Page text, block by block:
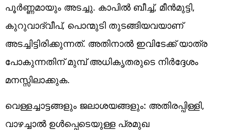
പൂർണ്ണമായും അടച്ചു. കാപിൽ ബീച്ച്, മീൻമുട്ടി,
കുറുവാദ്വീപ്, പൊന്മുടി തുടങ്ങിയവയാണ്
അടച്ചിട്ടിരിക്കുന്നത്. അതിനാൽ ഇവിടേക്ക് യാത്ര
പോകുന്നതിന് മുമ്പ് അധിക‍ൃതരുടെ നിർദ്ദേശം
മനസ്സിലാക്കുക.
വെള്ളച്ചാട്ടങ്ങളും ജലാശയങ്ങളും: അതിരപ്പിള്ളി,
വാഴച്ചാൽ ഉൾപ്പെടെയുള്ള പ്രമുഖ